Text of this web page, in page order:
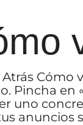
Cómo
Pincha en
uno
anuncios